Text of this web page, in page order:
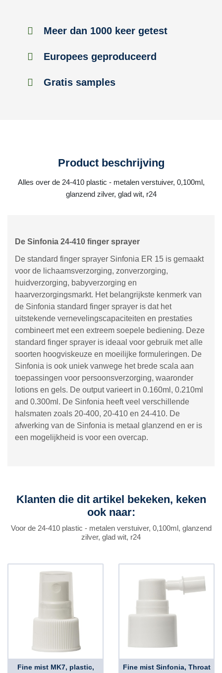
Meer dan 1000 keer getest
Europees geproduceerd
Gratis samples
Product beschrijving
Alles over de 24-410 plastic - metalen verstuiver, 0,100ml,
glanzend zilver, glad wit, r24
De Sinfonia 24-410 finger sprayer
De standard finger sprayer Sinfonia ER 15 is gemaakt
voor de lichaamsverzorging, zonverzorging,
huidverzorging, babyverzorging en
haarverzorgingsmarkt. Het belangrijkste kenmerk van
de Sinfonia standard finger sprayer is dat het
uitstekende vernevelingscapaciteiten en prestaties
combineert met een extreem soepele bediening. Deze
standard finger sprayer is ideaal voor gebruik met alle
soorten hoogviskeuze en moeilijke formuleringen. De
Sinfonia is ook uniek vanwege het brede scala aan
toepassingen voor persoonsverzorging, waaronder
lotions en gels. De output varieert in 0.160ml, 0.210ml
and 0.300ml. De Sinfonia heeft veel verschillende
halsmaten zoals 20-400, 20-410 en 24-410. De
afwerking van de Sinfonia is metaal glanzend en er is
een mogelijkheid is voor een overcap.
Klanten die dit artikel bekeken, keken
ook naar:
Voor de 24-410 plastic - metalen verstuiver, 0,100ml, glanzend
zilver, glad wit, r24
Fine mist MK7, plastic,
Fine mist Sinfonia, Throat